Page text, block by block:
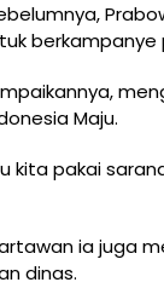
berkampanye
Maju.
kita pakai
ia juga
dinas.